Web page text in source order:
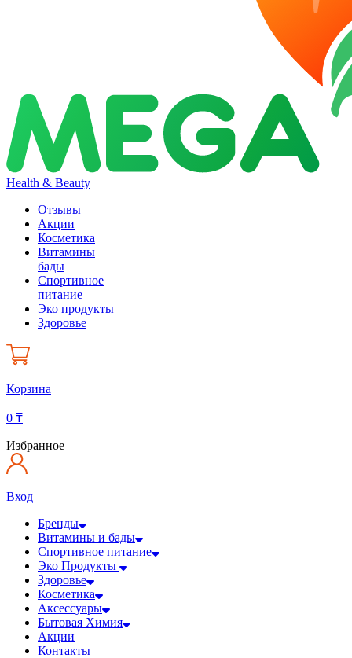
Health & Beauty
Отзывы
Акции
Косметика
Витамины
бады
Спортивное
питание
Эко продукты
Здоровье
Корзина
0 ₸
Избранное
Вход
Бренды
Витамины и бады
Спортивное питание
Эко Продукты
Здоровье
Косметика
Аксессуары
Бытовая Химия
Акции
Контакты